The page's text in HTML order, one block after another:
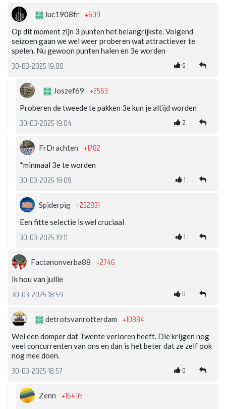
luc1908fr +609
Op dit moment zijn 3 punten het belangrijkste. Volgend
seizoen gaan we wel weer proberen wat attractiever te
spelen. Nu gewoon punten halen en 3e worden
30-03-2025 19:00 6
Joszef69 +2563
Proberen de tweede te pakken 3e kun je altijd worden
30-03-2025 19:04 2
FrDrachten +1782
*minmaal 3e te worden
30-03-2025 19:09 1
Spiderpig +232831
Een fitte selectie is wel cruciaal
30-03-2025 19:11 1
Factanonverba88 +2746
Ik hou van jullie
30-03-2025 18:59 0
detrotsvanrotterdam +10884
Wel een domper dat Twente verloren heeft. Die krijgen nog
veel concurrenten van ons en dan is het beter dat ze zelf ook
nog mee doen.
30-03-2025 18:57 0
Zenn +16495